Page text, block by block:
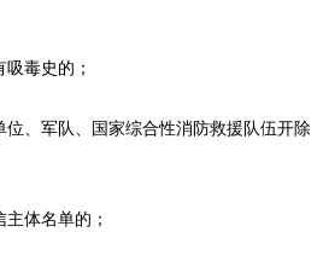
毒史的；
、军队、国家综合性消防救援队伍开除
体名单的；